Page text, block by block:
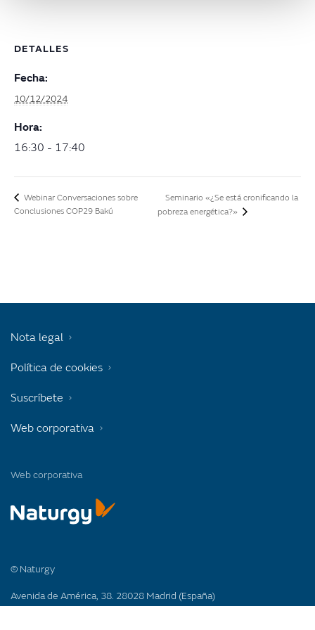
DETALLES
Fecha:
10/12/2024
Hora:
16:30 - 17:40
Webinar Conversaciones sobre
Conclusiones COP29 Bakú
Seminario «¿Se está cronificando la
pobreza energética?»
Web corporativa
© Naturgy
Avenida de América, 38. 28028 Madrid (España)
Nota legal
Política de cookies
Suscríbete
Web corporativa